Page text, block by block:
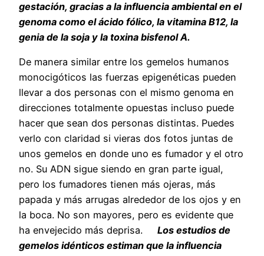
gestación, gracias a la influencia ambiental en el
genoma como el ácido fólico, la vitamina B12, la
genia de la soja y la toxina bisfenol A.
De manera similar entre los gemelos humanos
monocigóticos las fuerzas epigenéticas pueden
llevar a dos personas con el mismo genoma en
direcciones totalmente opuestas incluso puede
hacer que sean dos personas distintas. Puedes
verlo con claridad si vieras dos fotos juntas de
unos gemelos en donde uno es fumador y el otro
no. Su ADN sigue siendo en gran parte igual,
pero los fumadores tienen más ojeras, más
papada y más arrugas alrededor de los ojos y en
la boca. No son mayores, pero es evidente que
ha envejecido más deprisa.
Los estudios de
gemelos idénticos estiman que la influencia